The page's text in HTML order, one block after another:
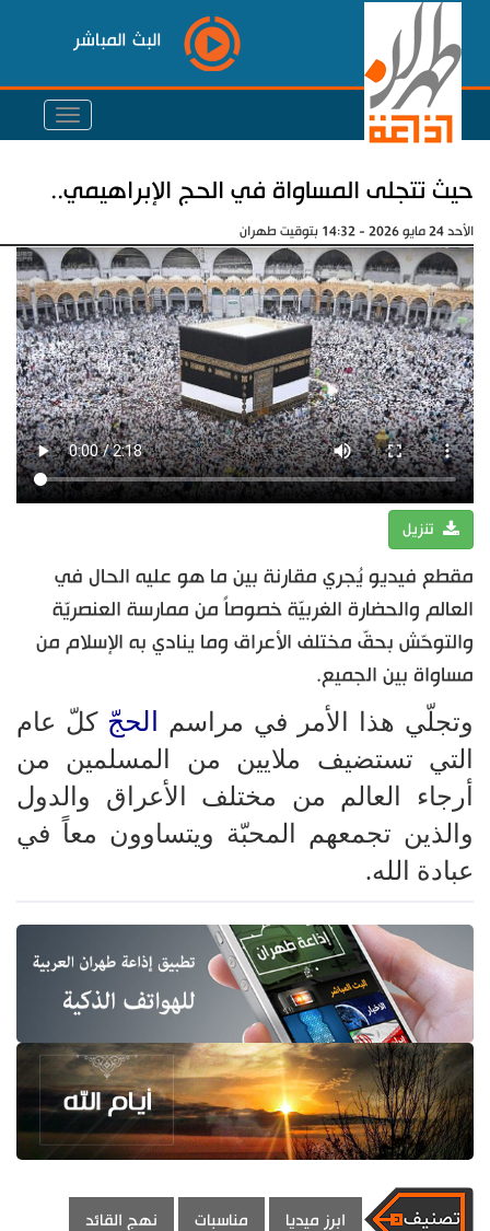
البث المباشر
حيث تتجلى المساواة في الحج الإبراهيمي..
الأحد 24 مايو 2026 - 14:32 بتوقيت طهران
تنزيل
مقطع فيديو يُجري مقارنة بين ما هو عليه الحال في
العالم والحضارة الغربيّة خصوصاً من ممارسة العنصريّة
والتوحّش بحقّ مختلف الأعراق وما ينادي به الإسلام من
مساواة بين الجميع.
وتجلّي هذا الأمر في مراسم الحجّ كلّ عام
التي تستضيف ملايين من المسلمين من
أرجاء العالم من مختلف الأعراق والدول
والذين تجمعهم المحبّة ويتساوون معاً في
عبادة الله.
ابرز ميديا مناسبات نهج القائد